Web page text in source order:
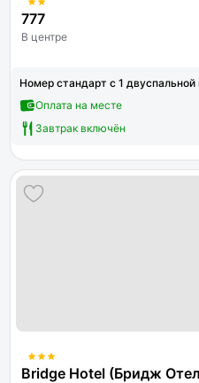
777
В центре
Номер стандарт с 1
Оплата на месте
Завтрак включён
Bridge Hotel (Бридж